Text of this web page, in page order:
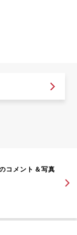
コメント＆写真